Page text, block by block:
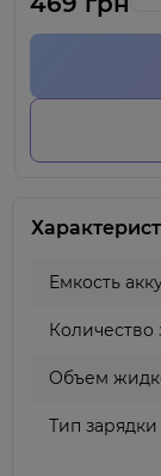
Емкость
Количество
Объем
Тип зарядки